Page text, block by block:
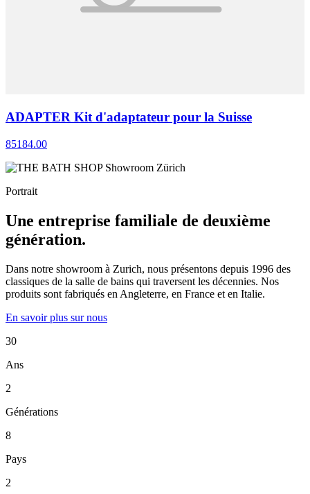
ADAPTER Kit d'adaptateur pour la Suisse
85184.00
Portrait
Une entreprise familiale de deuxième
génération.
Dans notre showroom à Zurich, nous présentons depuis 1996 des
classiques de la salle de bains qui traversent les décennies. Nos
produits sont fabriqués en Angleterre, en France et en Italie.
En savoir plus sur nous
30
Ans
2
Générations
8
Pays
2